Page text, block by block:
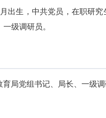
出生，中共党员，在职研
级调研员。
局党组书记、局长、一级